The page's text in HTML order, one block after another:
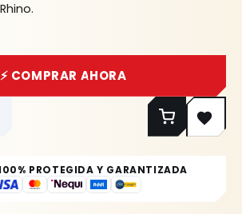
⚡ COMPRAR AHORA
PROTEGIDA Y GARANTIZADA